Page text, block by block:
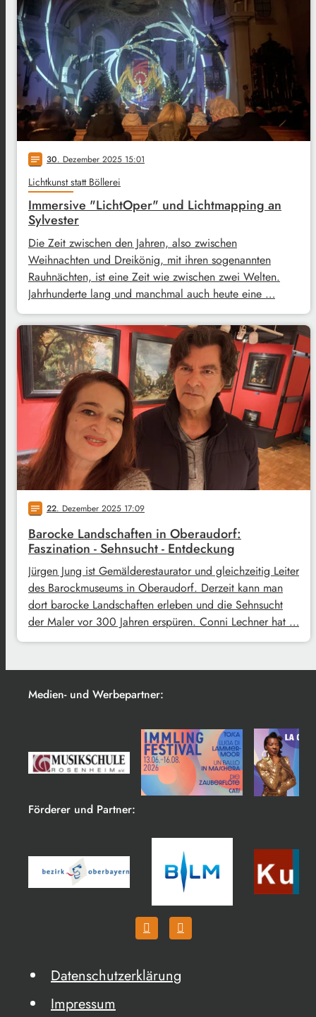
notes 30. Dezember 2025 15:01
Lichtkunst statt Böllerei
Immersive "LichtOper" und Lichtmapping an
Sylvester
Die Zeit zwischen den Jahren, also zwischen
Weihnachten und Dreikönig, mit ihren sogenannten
Rauhnächten, ist eine Zeit wie zwischen zwei Welten.
Jahrhunderte lang und manchmal auch heute eine …
notes 22. Dezember 2025 17:09
Barocke Landschaften in Oberaudorf:
Faszination - Sehnsucht - Entdeckung
Jürgen Jung ist Gemälderestaurator und gleichzeitig Leiter
des Barockmuseums in Oberaudorf. Derzeit kann man
dort barocke Landschaften erleben und die Sehnsucht
der Maler vor 300 Jahren erspüren. Conni Lechner hat …
Medien- und Werbepartner:
Förderer und Partner:
Datenschutzerklärung
Impressum